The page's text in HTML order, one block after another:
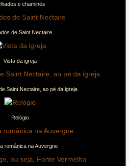
e chaminés
de Saint Nectaire
Vista da igreja
Saint Nectaire, ao pé da igreja
Relógio
românica na Auvergne